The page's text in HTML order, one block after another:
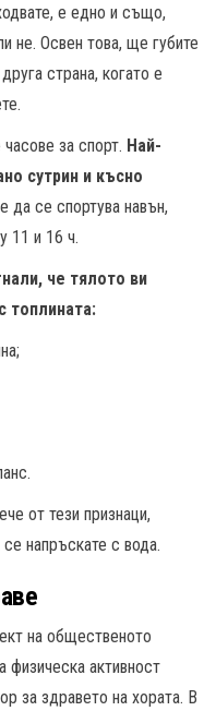
е едно и също,
не. Освен това, ще губите
страна, когато е
за спорт. Най-
сутрин и късно
да се спортува навън,
11 и 16 ч.
че тялото ви
топлината:
от тези признаци,
напръскате с вода.
на общественото
физическа активност
за здравето на хората. В